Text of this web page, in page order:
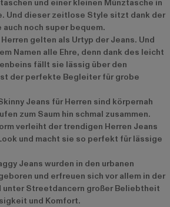
und einer kleinen Münztasche in
Und dieser zeitlose Style sitzt dank der
noch super bequem.
gelten als Urtyp der Jeans. Und
Namen alle Ehre, denn dank des leicht
fällt sie lässig über den
der perfekte Begleiter für grobe
Jeans für Herren sind körpernah
zum Saum hin schmal zusammen.
verleiht der trendigen Herren Jeans
und macht sie so perfekt für lässige
Jeans wurden in den urbanen
und erfreuen sich vor allem in der
unter Streetdancern großer Beliebtheit
und Komfort.